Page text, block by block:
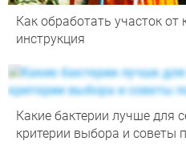
Как обработать участок от
инструкция
Какие бактерии лучше для
критерии выбора и советы